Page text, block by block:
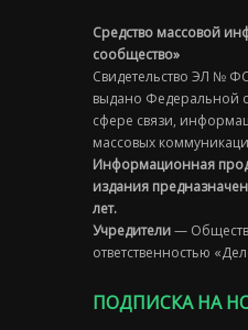
Средство массовой
сообщество»
Свидетельство ЭЛ №
выдано Федеральной
сфере связи,
массовых
Информационная
издания
лет.
Учредители—
ответственностью
ПОДПИСКА НА